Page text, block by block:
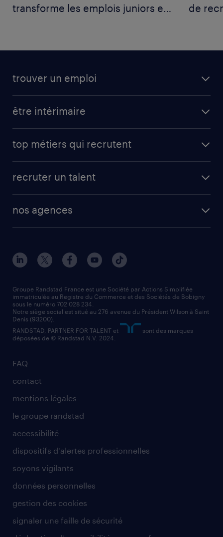
transforme les emplois juniors en
de
trouver un emploi
être intérimaire
top métiers qui recrutent
recruter un talent
nos agences
FAQ
contact
mentions légales
le groupe randstad
accessibilité
dispositifs d'alertes professionnelles
soyons vigilants
données personnelles
gestion des cookies
signaler une faille de sécurité
Groupe Randstad France est une Société par Actions Simplifiée
immatriculée au Registre du Commerce et des Sociétés de Bobigny
sous le numéro 702 028 234.
Notre siège social est situé au 276 avenue du Président Wilson à Saint
Denis (93200).
RANDSTAD, PARTNER FOR TALENT et
sont des marques
déposées de © Randstad N.V. 2024.